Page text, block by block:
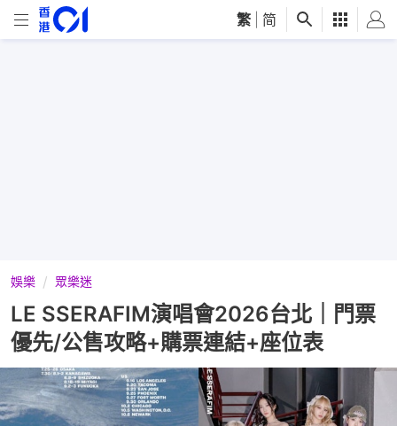
繁 简
娛樂 眾樂迷
LE SSERAFIM演唱會2026台北｜門票
優先/公售攻略+購票連結+座位表